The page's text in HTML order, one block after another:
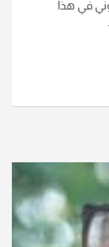
في هذا